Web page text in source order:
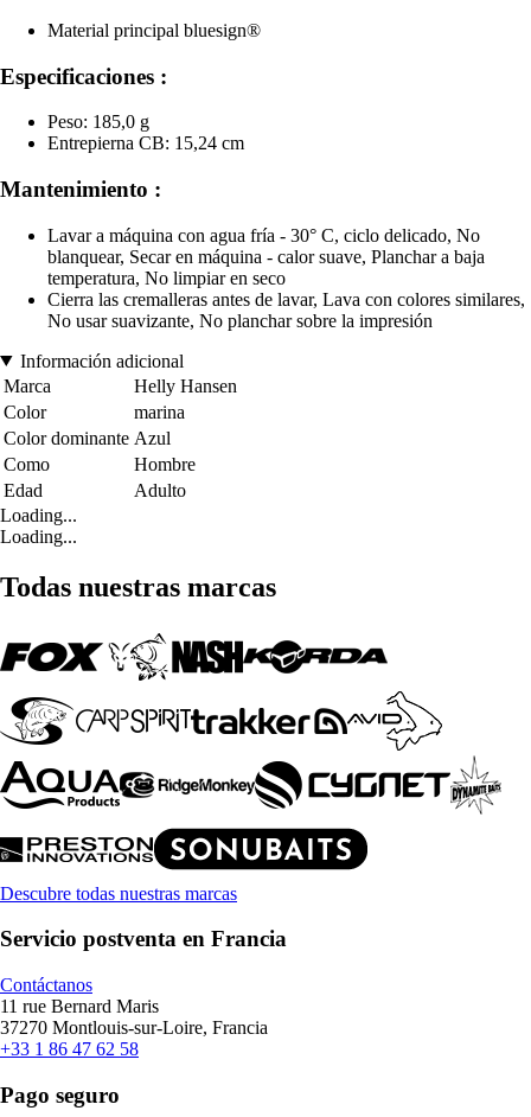
Material principal bluesign®
Especificaciones :
Peso: 185,0 g
Entrepierna CB: 15,24 cm
Mantenimiento :
Lavar a máquina con agua fría - 30° C, ciclo delicado, No
blanquear, Secar en máquina - calor suave, Planchar a baja
temperatura, No limpiar en seco
Cierra las cremalleras antes de lavar, Lava con colores similares,
No usar suavizante, No planchar sobre la impresión
Información adicional
Marca
Helly Hansen
Color
marina
Color dominante Azul
Como
Hombre
Edad
Adulto
Loading...
Loading...
Todas nuestras marcas
Descubre todas nuestras marcas
Servicio postventa en Francia
Contáctanos
11 rue Bernard Maris
37270 Montlouis-sur-Loire, Francia
+33 1 86 47 62 58
Pago seguro